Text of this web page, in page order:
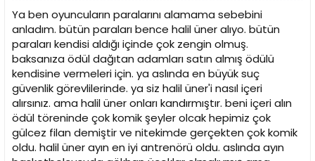
Ya ben oyuncuların paralarını alamama sebebini
anladım. bütün paraları bence halil üner alıyo. bütün
paraları kendisi aldığı içinde çok zengin olmuş.
baksanıza ödül dağıtan adamları satın almış ödülü
kendisine vermeleri için. ya aslında en büyük suç
güvenlik görevlilerinde. ya siz halil üner'i nasıl içeri
alırsınız. ama halil üner onları kandırmıştır. beni içeri alın
ödül töreninde çok komik şeyler olcak hepimiz çok
gülcez filan demiştir ve nitekimde gerçekten çok komik
oldu. halil üner ayın en iyi antrenörü oldu. aslında ayın